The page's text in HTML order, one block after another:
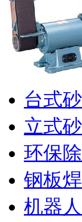
台式
立式
环保
钢板
机器